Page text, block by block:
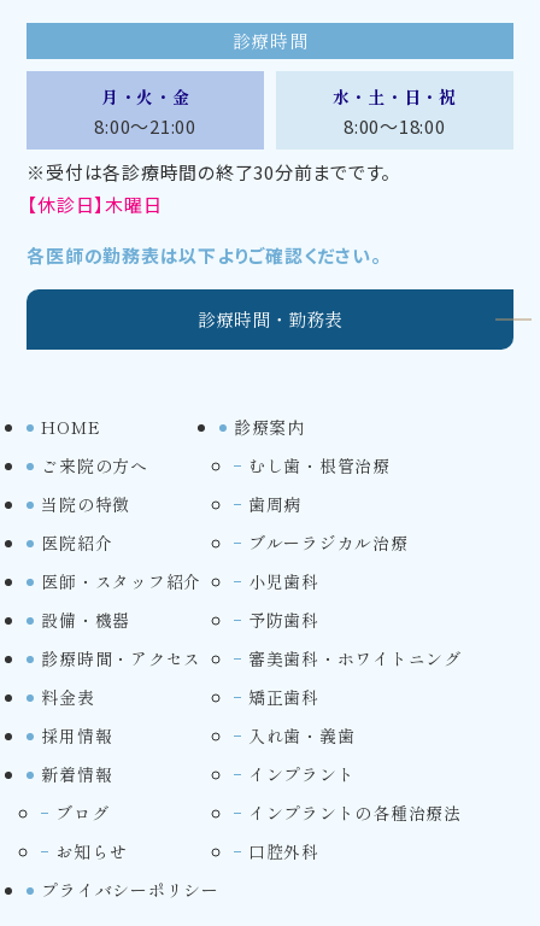
診療時間
月・火・金
8:00～21:00
水・土・日・祝
8:00～18:00
※受付は各診療時間の終了30分前までです。
【休診日】木曜日
各医師の勤務表は以下よりご確認ください。
診療時間・勤務表
HOME
ご来院の方へ
当院の特徴
医院紹介
医師・スタッフ紹介
設備・機器
診療時間・アクセス
料金表
採用情報
新着情報
ブログ
お知らせ
プライバシーポリシー
診療案内
むし歯・根管治療
歯周病
ブルーラジカル治療
小児歯科
予防歯科
審美歯科・ホワイトニング
矯正歯科
入れ歯・義歯
インプラント
インプラントの各種治療法
口腔外科